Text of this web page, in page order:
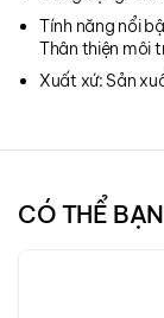
Tính năng nổi
Thân thiện môi
Xuất xứ: Sản
CÓ THỂ